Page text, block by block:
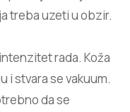
treba uzeti u obzir.
rada. Koža
i stvara se vakuum.
da se